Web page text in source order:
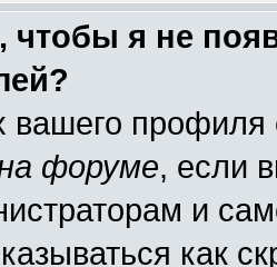
чтобы я не
вашего
форуме, если
и
как